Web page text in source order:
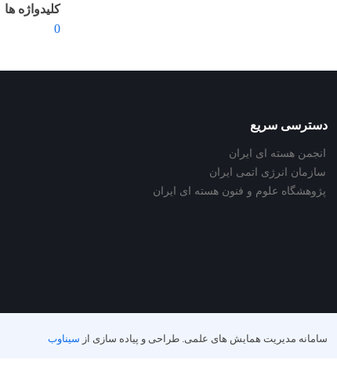
کلیدواژه ها
0
دسترسی سریع
انجمن هسته ای ایران
سازمان انرژی اتمی ایران
پژوهشگاه علوم و فنون هسته ای ایران
سامانه مدیریت همایش های علمی. طراحی و پیاده سازی از سیناوب